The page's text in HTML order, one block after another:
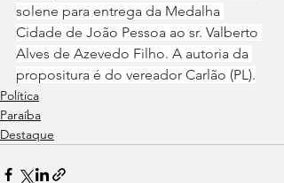
solene para entrega da Medalha
Cidade de João Pessoa ao sr. Valberto
Alves de Azevedo Filho. A autoria da
propositura é do vereador Carlão (PL).
Política
Paraíba
Destaque